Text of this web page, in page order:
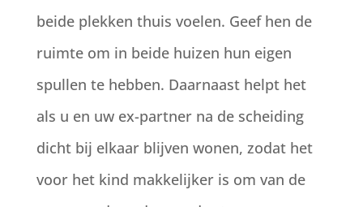
beide plekken thuis voelen. Geef hen de
ruimte om in beide huizen hun eigen
spullen te hebben. Daarnaast helpt het
als u en uw ex-partner na de scheiding
dicht bij elkaar blijven wonen, zodat het
voor het kind makkelijker is om van de